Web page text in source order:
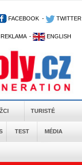
FACEBOOK - TWITTER
REKLAMA - ENGLISH
TURISTÉ
TEST MÉDIA